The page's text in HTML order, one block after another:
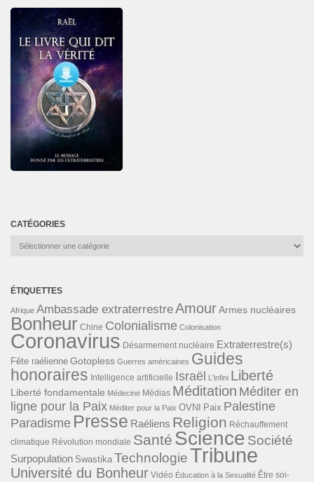
CATÉGORIES
Catégories
ÉTIQUETTES
Afrique Ambassade extraterrestreAmourArmes nucléaires
Bonheur Chine Colonialisme Colonisation
Coronavirus Désarmement nucléaire Extraterrestre(s)
Fête raélienne Gotopless Guerres américaines Guides
honoraires Intelligence artificielle Israël L'infini Liberté
Liberté fondamentale Médecine Médias Méditation Méditer en
ligne pour la Paix Méditer pour la Paix OVNI Paix Palestine
Paradisme Presse Raéliens Religion Réchauffement
climatique Révolution mondiale Santé Science Société
Surpopulation Swastika TechnologieTribune
Université du Bonheur Vidéo Éducation à la Sexualité Être soi-